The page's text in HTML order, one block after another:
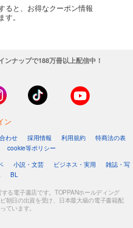
ると、お得なクーポン情報
。
ナップで188万冊以上配信中！
ン
わせ 採用情報 利用規約
特商法の表
cookie等ポリシー
小説・文芸 ビジネス・実用
雑誌・写
BL
る電子書店です。TOPPANホールディング
朝日の出資を受け、日本最大級の電子書籍配
ています。